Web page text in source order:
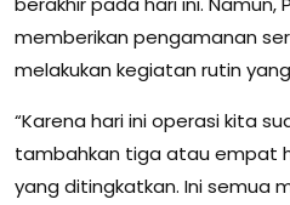
memberikan pengamanan
melakukan kegiatan rutin
“Karena hari ini operasi kita
tambahkan tiga atau empat
yang ditingkatkan. Ini semua